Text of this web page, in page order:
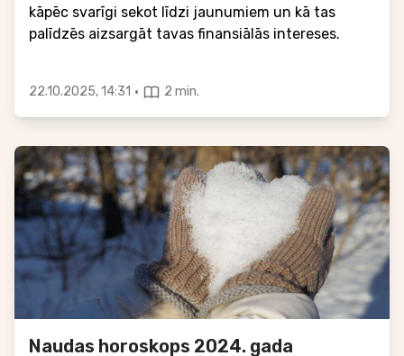
kāpēc svarīgi sekot līdzi jaunumiem un kā tas
palīdzēs aizsargāt tavas finansiālās intereses.
22.10.2025, 14:31 · 2 min.
Naudas horoskops 2024. gada